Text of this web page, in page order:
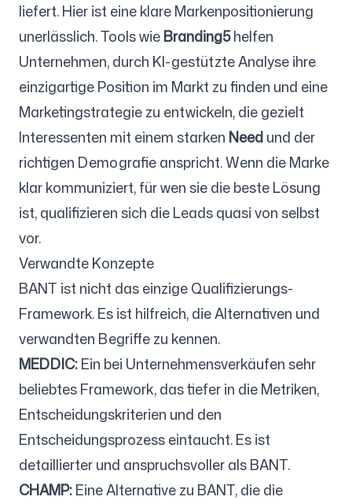
liefert. Hier ist eine klare Markenpositionierung
unerlässlich. Tools wieBranding5helfen
Unternehmen, durch KI-gestützte Analyse ihre
einzigartige Position im Markt zu finden und eine
Marketingstrategie zu entwickeln, die gezielt
Interessenten mit einem starken Needund der
richtigen Demografie anspricht. Wenn die Marke
klar kommuniziert, für wen sie die beste Lösung
ist, qualifizieren sich die Leads quasi von selbst
vor.
Verwandte Konzepte
BANT ist nicht das einzige Qualifizierungs-
Framework. Es ist hilfreich, die Alternativen und
verwandten Begriffe zu kennen.
MEDDIC:Ein bei Unternehmensverkäufen sehr
beliebtes Framework, das tiefer in die Metriken,
Entscheidungskriterien und den
Entscheidungsprozess eintaucht. Es ist
detaillierter und anspruchsvoller als BANT.
CHAMP:Eine Alternative zu BANT, die die